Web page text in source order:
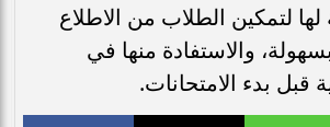
لها لتمكين الطلاب من الاطلاع
والاستفادة منها في
قبل بدء الامتحانات.